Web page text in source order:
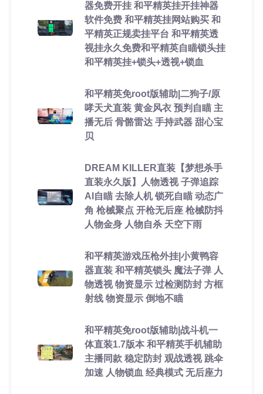
器免费开挂 和平精英挂开挂神器
软件免费 和平精英挂网站购买 和
平精英正规卖挂平台 和平精英透
视挂永久免费和平精英自瞄锁头挂
和平精英挂+锁头+透视+锁血
和平精英免root版辅助|二狗子/原
哮天犬直装 黄金风衣 预判自瞄 主
播无后 骨骼雷达 手持武器 甜心宝
贝
DREAM KILLER直装【梦想杀手
直装永久版】人物透视 子弹追踪
AI自瞄 去除人机 锁死自瞄 动态广
角 枪械聚点 开枪无后座 枪械防抖
人物金身 人物自杀 天空下雨
和平精英游戏压枪外挂|小黄鸭容
器直装 和平精英锁头 魔法子弹 人
物透视 物资显示 过检测防封 方框
射线 物资显示 倒地不瞄
和平精英免root版辅助|战斗机一
体直装1.7版本 和平精英手机辅助
主播同款 稳定防封 观战透视 跳伞
加速 人物锁血 经典模式 无后座力